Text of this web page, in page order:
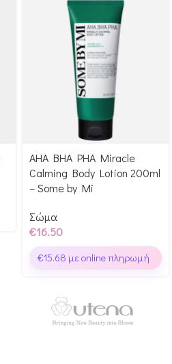
Αγόρασε & κέρδισε 165
Glow Points!
AHA BHA PHA Miracle
Calming Body Lotion 200ml
– Some by Mi
Σώμα
€16.50
€15.68 με online πληρωμή